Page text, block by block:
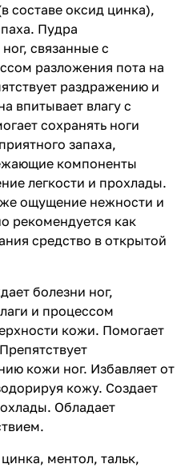
составе оксид цинка),
Пудра
связанные с
разложения пота на
раздражению и
впитывает влагу с
сохранять ноги
запаха,
компоненты
легкости и прохлады.
ощущение нежности и
рекомендуется как
средство в открытой
болезни ног,
и процессом
кожи. Помогает
кожи ног. Избавляет от
кожу. Создает
Обладает
ментол, тальк,